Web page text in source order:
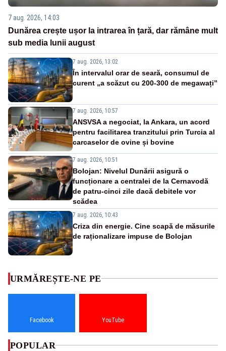
7 aug. 2026, 14:03
Dunărea crește ușor la intrarea în țară, dar rămâne mult
sub media lunii august
7 aug. 2026, 13:02
În intervalul orar de seară, consumul de
curent „a scăzut cu 200-300 de megawați”
7 aug. 2026, 10:57
ANSVSA a negociat, la Ankara, un acord
pentru facilitarea tranzitului prin Turcia al
carcaselor de ovine și bovine
7 aug. 2026, 10:51
Bolojan: Nivelul Dunării asigură o
funcționare a centralei de la Cernavodă
de patru-cinci zile dacă debitele vor
scădea
7 aug. 2026, 10:43
Criza din energie. Cine scapă de măsurile
de raționalizare impuse de Bolojan
URMĂREȘTE-NE PE
Facebook YouTube
POPULAR